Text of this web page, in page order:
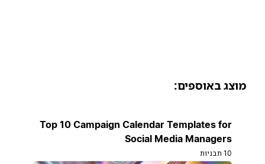
באוספים:
Top 10 Campaign Calendar Templates for
Social Media Managers